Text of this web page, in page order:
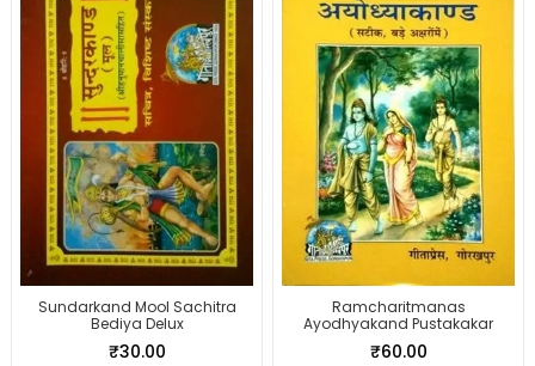
Sundarkand Mool Sachitra
Bediya Delux
₹30.00
Ramcharitmanas
Ayodhyakand Pustakakar
₹60.00